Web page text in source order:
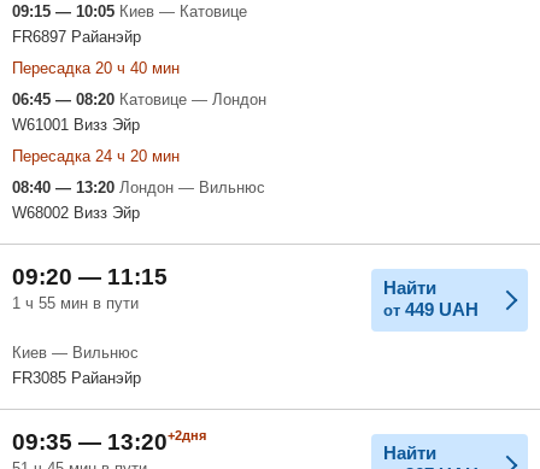
09:15 — 10:05 Киев — Катовице
FR6897 Райанэйр
Пересадка 20 ч 40 мин
06:45 — 08:20 Катовице — Лондон
W61001 Визз Эйр
Пересадка 24 ч 20 мин
08:40 — 13:20 Лондон — Вильнюс
W68002 Визз Эйр
09:20 — 11:15
1 ч 55 мин в пути
Найти
от 449 UAH
Киев — Вильнюс
FR3085 Райанэйр
09:35 — 13:20+2дня
Найти